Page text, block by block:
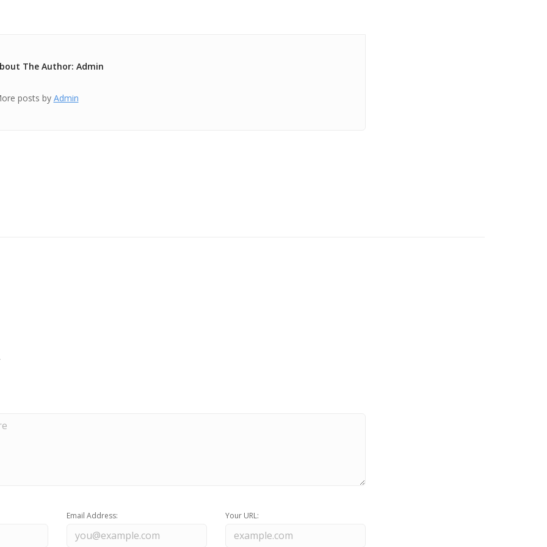
The Author: Admin
posts by Admin
Email Address: Your URL: